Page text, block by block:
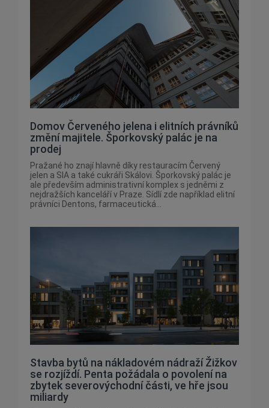
Domov Červeného jelena i elitních právníků
změní majitele. Šporkovský palác je na
prodej
Pražané ho znají hlavně díky restauracím Červený
jelen a SIA a také cukráři Skálovi. Šporkovský palác je
ale především administrativní komplex s jedněmi z
nejdražších kanceláří v Praze. Sídlí zde například elitní
právníci Dentons, farmaceutická...
Stavba bytů na nákladovém nádraží Žižkov
se rozjíždí. Penta požádala o povolení na
zbytek severovýchodní části, ve hře jsou
miliardy